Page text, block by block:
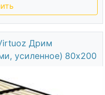
Дрим
усиленное) 80х200